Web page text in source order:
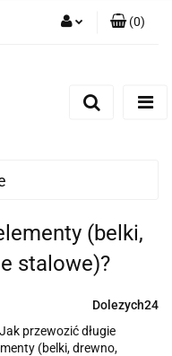
(0)
(belki,
stalowe)?
Dolezych24